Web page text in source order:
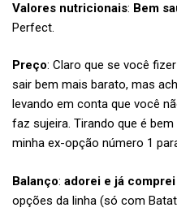
Valores nutricionais: Bem
Perfect.
Preço: Claro que se você
sair bem mais barato, mas
levando em conta que você
faz sujeira. Tirando que é
minha ex-opção número 1
Balanço: adorei e já
opções da linha (só com